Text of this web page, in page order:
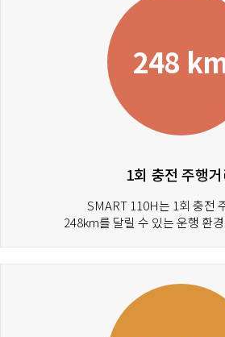
248
1회 충전 주행
SMART 110H는 1회 충전
248km를 달릴 수 있는 운행 환